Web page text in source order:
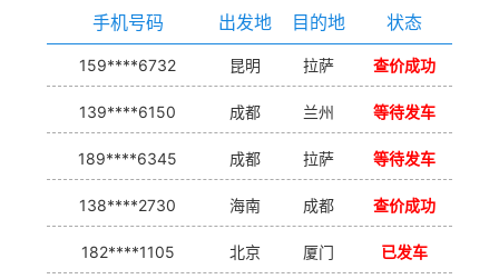
手机号码
出发地 目的地 状态
159****6732 昆明 拉萨 查价成功
139****6150 成都 兰州 等待发车
189****6345 成都 拉萨 等待发车
138****2730 海南 成都 查价成功
182****1105 北京 厦门 已发车